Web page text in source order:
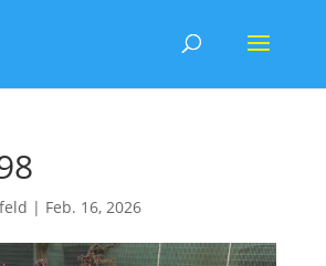
| Feb. 16, 2026